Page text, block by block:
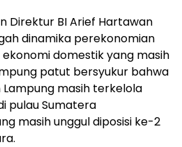
Direktur BI Arief Hartawan
dinamika perekonomian
domestik yang masih
patut bersyukur bahwa
masih terkelola
pulau Sumatera
masih unggul diposisi ke-2